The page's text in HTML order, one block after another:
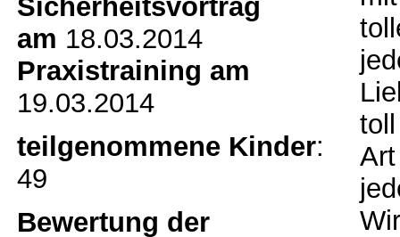
Sicherheitsvortrag
am 18.03.2014
Praxistraining am
19.03.2014
teilgenommene Kinder:
49
Bewertung der